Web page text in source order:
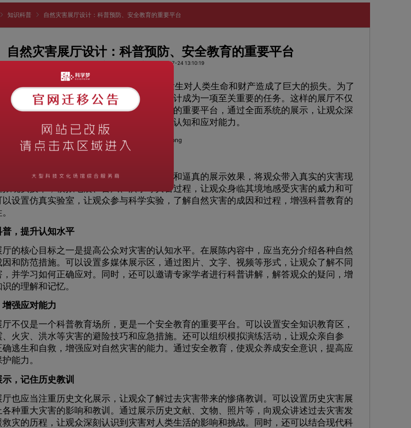
知识科普 自然灾害展厅设计：科普预防、安全教育的重要平台
自然灾害展厅设计：科普预防、安全教育的重要平台
阅读次数：973 时间：2023-07-24 13:10:19
地球生态系统中不可避免的现象，其频繁发生对人类生命和财产造成了巨大的损失。为了
害的认知和应对能力，自然灾害展厅的设计成为一项至关重要的任务。这样的展厅不仅
象的场所，更是一个科普预防和安全教育的重要平台，通过全面系统的展示，让观众深
原因和防范措施，增强公众对自然灾害的认知和应对能力。
人入胜
设计应注重情景还原，通过高科技手段和逼真的展示效果，将观众带入真实的灾害现
现实技术，模拟地震、台风、洪水等灾害过程，让观众身临其境地感受灾害的威力和可
设置仿真实验室，让观众参与科学实验，了解自然灾害的成因和过程，增强科普教育的
，提升认知水平
核心目标之一是提高公众对灾害的认知水平。在展陈内容中，应当充分介绍各种自然
和防范措施。可以设置多媒体展示区，通过图片、文字、视频等形式，让观众了解不同
并学习如何正确应对。同时，还可以邀请专家学者进行科普讲解，解答观众的疑问，增
的理解和记忆。
强应对能力
仅是一个科普教育场所，更是一个安全教育的重要平台。可以设置安全知识教育区，
火灾、洪水等灾害的避险技巧和应急措施。还可以组织模拟演练活动，让观众亲自参
逃生和自救，增强应对自然灾害的能力。通过安全教育，使观众养成安全意识，提高应
能力。
，记住历史教训
应当注重历史文化展示，让观众了解过去灾害带来的惨痛教训。可以设置历史灾害展
各种重大灾害的影响和教训。通过展示历史文献、文物、照片等，向观众讲述过去灾害发
灾的历程，让观众深刻认识到灾害对人类生活的影响和挑战。同时，还可以结合现代科